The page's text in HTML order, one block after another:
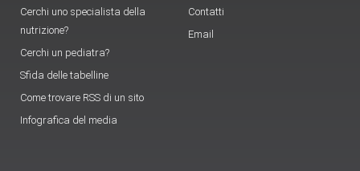
Cerchi uno specialista della
nutrizione?
Cerchi un pediatra?
Sfida delle tabelline
Come trovare RSS di un sito
Infografica del media
Contatti
Email